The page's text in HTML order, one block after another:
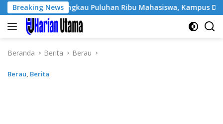
Langsung
ke
konten
Breaking News
Jangkau Puluhan Ribu Mahasiswa, Kampus Diminta
Beranda Berita Berau
Berau, Berita